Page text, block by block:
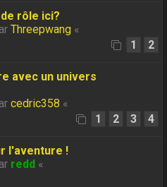
rôle ici?
Threepwang «
1 2
avec un univers
cedric358 «
1 2 3 4
l'aventure !
redd «